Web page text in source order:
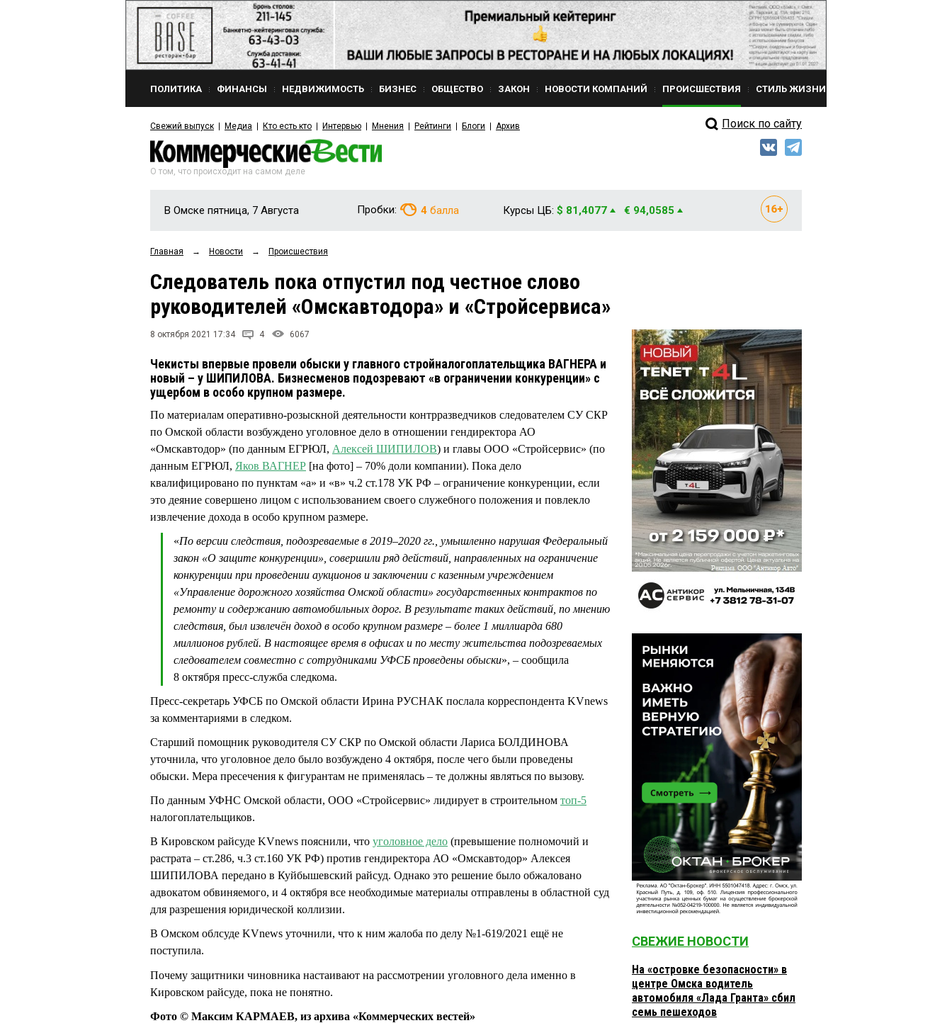
ПОЛИТИКА ФИНАНСЫ НЕДВИЖИМОСТЬ БИЗНЕС ОБЩЕСТВО ЗАКОН НОВОСТИ КОМПАНИЙ ПРОИСШЕСТВИЯ СТИЛЬ ЖИЗНИ
Свежий выпуск Медиа Кто есть кто Интервью Мнения Рейтинги Блоги Архив Поиск по сайту
О том, что происходит на самом деле
В Омске пятница, 7 Августа Пробки: 4 балла Курсы ЦБ: $ 81,4077 € 94,0585
Главная → Новости → Происшествия
Следователь пока отпустил под честное слово
руководителей «Омскавтодора» и «Стройсервиса»
8 октября 2021 17:34 4 6067
Чекисты впервые провели обыски у главного стройналогоплательщика ВАГНЕРА и
новый – у ШИПИЛОВА. Бизнесменов подозревают «в ограничении конкуренции» с
ущербом в особо крупном размере.
По материалам оперативно-розыскной деятельности контрразведчиков следователем СУ СКР
по Омской области возбуждено уголовное дело в отношении гендиректора АО
«Омскавтодор» (по данным ЕГРЮЛ, Алексей ШИПИЛОВ) и главы ООО «Стройсервис» (по
данным ЕГРЮЛ, Яков ВАГНЕР [на фото] – 70% доли компании). Пока дело
квалифицировано по пунктам «а» и «в» ч.2 ст.178 УК РФ – ограничение конкуренции, если
это деяние совершено лицом с использованием своего служебного положения и повлекло
извлечение дохода в особо крупном размере.
«По версии следствия, подозреваемые в 2019–2020 гг., умышленно нарушая Федеральный
закон «О защите конкуренции», совершили ряд действий, направленных на ограничение
конкуренции при проведении аукционов и заключении с казенным учреждением
«Управление дорожного хозяйства Омской области» государственных контрактов по
ремонту и содержанию автомобильных дорог. В результате таких действий, по мнению
следствия, был извлечён доход в особо крупном размере – более 1 миллиарда 680
миллионов рублей. В настоящее время в офисах и по месту жительства подозреваемых
следователем совместно с сотрудниками УФСБ проведены обыски», – сообщила
8 октября пресс-служба следкома.
Пресс-секретарь УФСБ по Омской области Ирина РУСНАК послала корреспондента KVnews
за комментариями в следком.
Старший помощник руководителя СУ СКР по Омской области Лариса БОЛДИНОВА
уточнила, что уголовное дело было возбуждено 4 октября, после чего были проведены
обыски. Мера пресечения к фигурантам не применялась – те должны являться по вызову.
По данным УФНС Омской области, ООО «Стройсервис» лидирует в строительном топ-5
налогоплательщиков.
В Кировском райсуде KVnews пояснили, что уголовное дело (превышение полномочий и
растрата – ст.286, ч.3 ст.160 УК РФ) против гендиректора АО «Омскавтодор» Алексея
ШИПИЛОВА передано в Куйбышевский райсуд. Однако это решение было обжаловано
адвокатом обвиняемого, и 4 октября все необходимые материалы отправлены в областной суд
для разрешения юридической коллизии.
В Омском облсуде KVnews уточнили, что к ним жалоба по делу №1-619/2021 ещё не
поступила.
Почему защитники чиновника настаивают на рассмотрении уголовного дела именно в
Кировском райсуде, пока не понятно.
Фото © Максим КАРМАЕВ, из архива «Коммерческих вестей»
СВЕЖИЕ НОВОСТИ
На «островке безопасности» в
центре Омска водитель
автомобиля «Лада Гранта» сбил
семь пешеходов